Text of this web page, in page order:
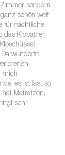
sondern
schön weit
für nächtliche
das Klopapier
wunderte
mich
es ist fast so
hat Matratzen,
sehr